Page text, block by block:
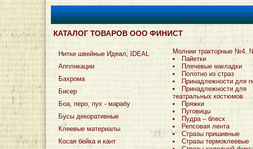
КАТАЛОГ ТОВАРОВ ООО ФИНИСТ
Нитки швейные Идеал, IDEAL
Аппликации
Бахрома
Бисер
Боа, перо, пух - марабу
Бусы декоративные
Клеевые материалы
Косая бейка и кант
Молнии тракторные №4,
Пайетки
Плечевые накладки
Полотно из страз
Принадлежности для
Принадлежности для
театральных костюмов
Пряжки
Пуговицы
Пудра – блеск
Репсовая лента
Стразы пришивные
Стразы термоклеевые